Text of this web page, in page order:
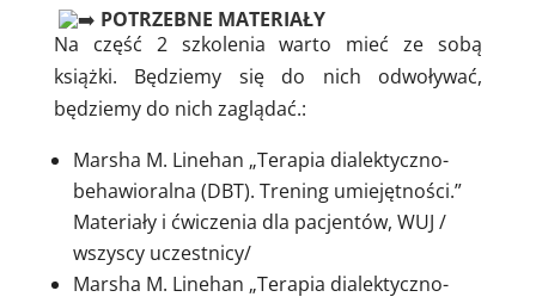
POTRZEBNE MATERIAŁY
Na część 2 szkolenia warto mieć ze sobą
książki. Będziemy się do nich odwoływać,
będziemy do nich zaglądać.:
Marsha M. Linehan „Terapia dialektyczno-
behawioralna (DBT). Trening umiejętności.”
Materiały i ćwiczenia dla pacjentów, WUJ /
wszyscy uczestnicy/
Marsha M. Linehan „Terapia dialektyczno-